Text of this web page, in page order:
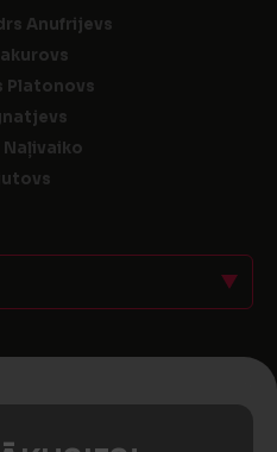
Anufrijevs
Platonovs